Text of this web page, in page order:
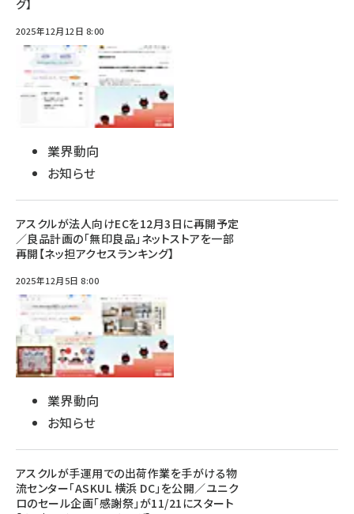
グ】
2025年12月12日 8:00
業界動向
お知らせ
アスクルが法人向けECを12月3日に再開予定
／良品計画の「無印良品」ネットストアを一部
再開【ネッ担アクセスランキング】
2025年12月5日 8:00
業界動向
お知らせ
アスクルが手運用での出荷作業を手がける物
流センター「ASKUL 横浜 DC」を公開／ユニク
ロのセール企画「感謝祭」が11/21にスタート